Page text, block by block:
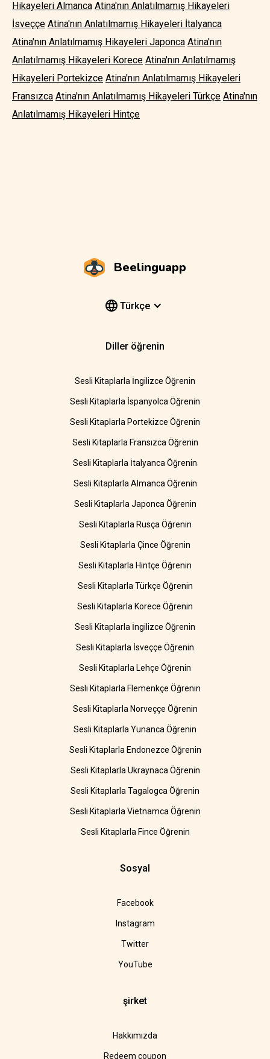
Hikayeleri Almanca Atina'nın Anlatılmamış Hikayeleri
İsveççe Atina'nın Anlatılmamış Hikayeleri İtalyanca
Atina'nın Anlatılmamış Hikayeleri Japonca Atina'nın
Anlatılmamış Hikayeleri Korece Atina'nın Anlatılmamış
Hikayeleri Portekizce Atina'nın Anlatılmamış Hikayeleri
Fransızca Atina'nın Anlatılmamış Hikayeleri Türkçe Atina'nın
Anlatılmamış Hikayeleri Hintçe
Beelinguapp
Türkçe
Diller öğrenin
Sesli Kitaplarla İngilizce Öğrenin
Sesli Kitaplarla İspanyolca Öğrenin
Sesli Kitaplarla Portekizce Öğrenin
Sesli Kitaplarla Fransızca Öğrenin
Sesli Kitaplarla İtalyanca Öğrenin
Sesli Kitaplarla Almanca Öğrenin
Sesli Kitaplarla Japonca Öğrenin
Sesli Kitaplarla Rusça Öğrenin
Sesli Kitaplarla Çince Öğrenin
Sesli Kitaplarla Hintçe Öğrenin
Sesli Kitaplarla Türkçe Öğrenin
Sesli Kitaplarla Korece Öğrenin
Sesli Kitaplarla İngilizce Öğrenin
Sesli Kitaplarla İsveççe Öğrenin
Sesli Kitaplarla Lehçe Öğrenin
Sesli Kitaplarla Flemenkçe Öğrenin
Sesli Kitaplarla Norveççe Öğrenin
Sesli Kitaplarla Yunanca Öğrenin
Sesli Kitaplarla Endonezce Öğrenin
Sesli Kitaplarla Ukraynaca Öğrenin
Sesli Kitaplarla Tagalogca Öğrenin
Sesli Kitaplarla Vietnamca Öğrenin
Sesli Kitaplarla Fince Öğrenin
Sosyal
Facebook
Instagram
Twitter
YouTube
şirket
Hakkımızda
Redeem coupon